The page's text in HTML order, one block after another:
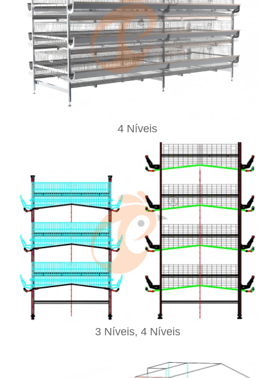
4 Níveis
3 Níveis, 4 Níveis